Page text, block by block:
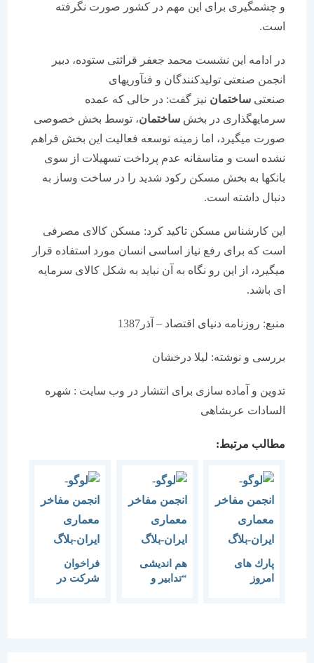
و چشمگیری برای این مهم در کشور صورت نگرفته
در ادامه این نشست محمد جعفر قرائتی ستوده، دبیر
انجمن صنعتی تولیدکنندگان و فنآوریهای
صنعتیساختماننیز گفت: در حالی که عمده
سرمایهگذاری در بخش ساختمان، توسط بخش خصوصی
صورت میگیرد، اما زمینه توسعه فعالیت این بخش فراهم
نشده است و متاسفانه عدم پرداخت تسهیلات از سوی
بانکها به بخش مسکن رکود شدید را در ساخت وساز به
دنبال داشته است.
این کارشناس مسکن تاکید کرد: مسکن کالای مصرفی
است که برای رفع نیاز اساسی انسان مورد استفاده قرار
میگیرد، از این رو نگاه به آن نباید به شکل کالای سرمایه
ای باشد.
منبع: روزنامه دنیای اقتصاد – آذر1387
بررسی و نوشته: لیلا درخشان
تدوین و آماده سازی برای انتشار در وب سایت : شهره
السادات عربشاهی
مطالب مرتبط:
پارك های
هم اندیشی
“تدابیر و
فراخوان
شرکت در